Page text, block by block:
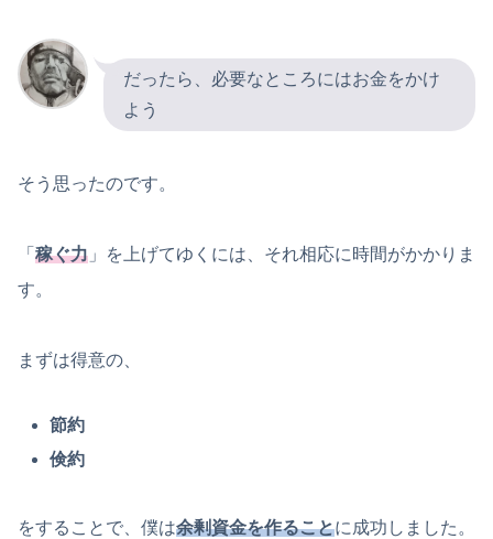
だったら、必要なところにはお金をかけ
よう
そう思ったのです。
「 稼ぐ力 」を上げてゆくには、それ相応に時間がかかりま
す。
まずは得意の、
節約
倹約
をすることで、僕は余剰資金を作ることに成功しました。